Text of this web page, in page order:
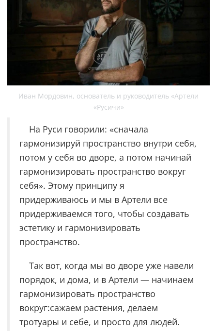
Иван Мордовин, основатель и руководитель «Артели
«Русичи»
На Руси говорили: «сначала
гармонизируй пространство внутри себя,
потом у себя во дворе, а потом начинай
гармонизировать пространство вокруг
себя». Этому принципу я
придерживаюсь и мы в Артели все
придерживаемся того, чтобы создавать
эстетику и гармонизировать
пространство.
Так вот, когда мы во дворе уже навели
порядок, и дома, и в Артели — начинаем
гармонизировать пространство
вокруг:сажаем растения, делаем
тротуары и себе, и просто для людей.